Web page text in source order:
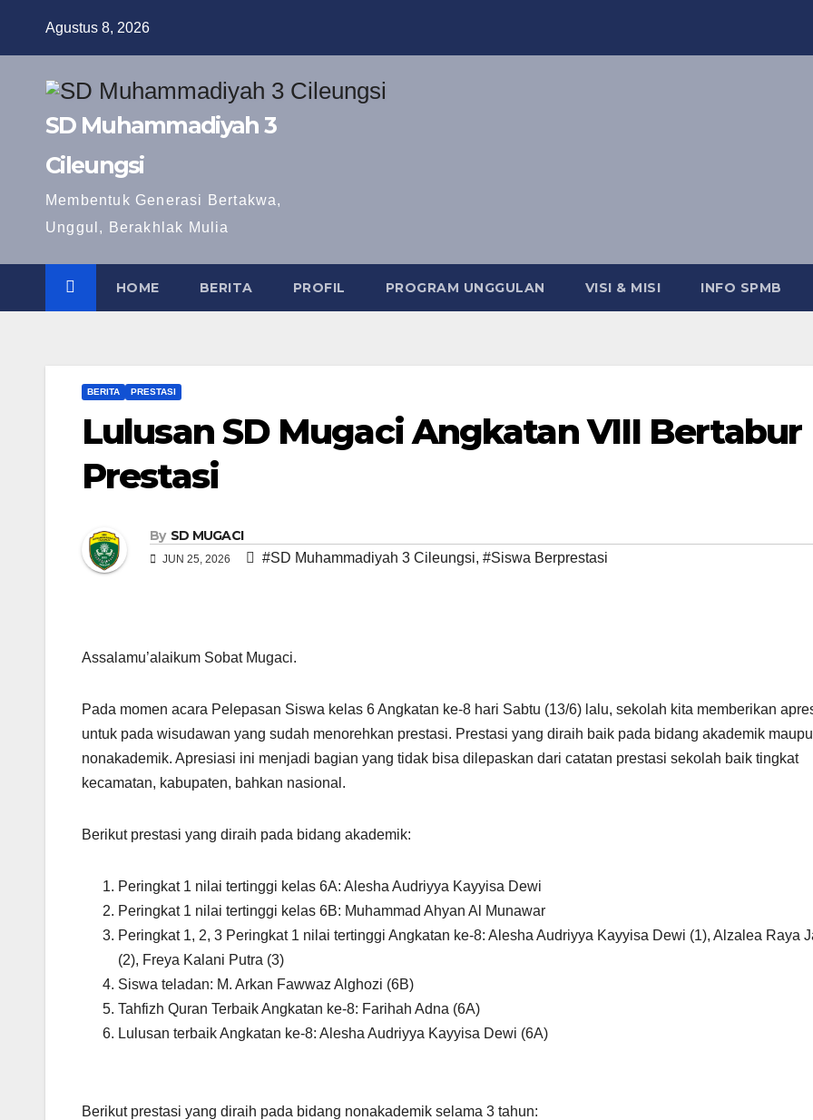
Agustus 8, 2026
SD Muhammadiyah 3
Cileungsi
Membentuk Generasi Bertakwa,
Unggul, Berakhlak Mulia
HOME BERITA PROFIL PROGRAM UNGGULAN VISI & MISI INFO SPMB
BERITA PRESTASI
Lulusan SD Mugaci Angkatan VIII Bertabur
Prestasi
By SD MUGACI
JUN 25, 2026 #SD Muhammadiyah 3 Cileungsi, #Siswa Berprestasi
Assalamu’alaikum Sobat Mugaci.
Pada momen acara Pelepasan Siswa kelas 6 Angkatan ke-8 hari Sabtu (13/6) lalu, sekolah kita memberikan
untuk pada wisudawan yang sudah menorehkan prestasi. Prestasi yang diraih baik pada bidang akademik
nonakademik. Apresiasi ini menjadi bagian yang tidak bisa dilepaskan dari catatan prestasi sekolah baik tingkat
kecamatan, kabupaten, bahkan nasional.
Berikut prestasi yang diraih pada bidang akademik:
Peringkat 1 nilai tertinggi kelas 6A: Alesha Audriyya Kayyisa Dewi
Peringkat 1 nilai tertinggi kelas 6B: Muhammad Ahyan Al Munawar
Peringkat 1, 2, 3 Peringkat 1 nilai tertinggi Angkatan ke-8: Alesha Audriyya Kayyisa Dewi (1), Alzalea Raya
(2), Freya Kalani Putra (3)
Siswa teladan: M. Arkan Fawwaz Alghozi (6B)
Tahfizh Quran Terbaik Angkatan ke-8: Farihah Adna (6A)
Lulusan terbaik Angkatan ke-8: Alesha Audriyya Kayyisa Dewi (6A)
Berikut prestasi yang diraih pada bidang nonakademik selama 3 tahun: